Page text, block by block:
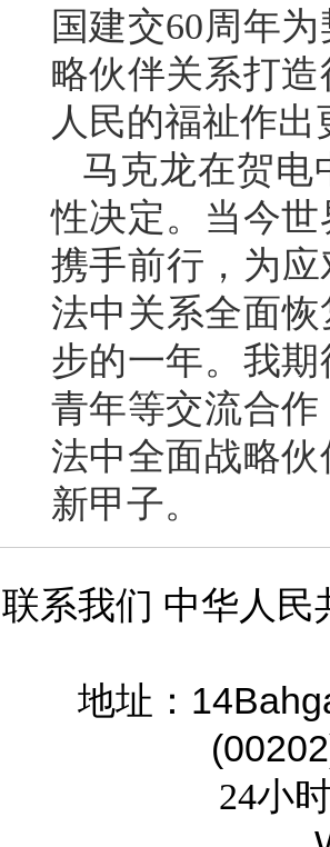
国建交60周年
略伙伴关系打
人民的福祉作出
马克龙在贺电
性决定。当今
携手前行，为
法中关系全面
步的一年。我
青年等交流合
法中全面战略
新甲子。
联系我们 中华人
地址：
24小